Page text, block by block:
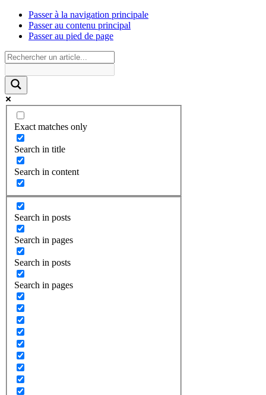
Passer à la navigation principale
Passer au contenu principal
Passer au pied de page
Exact matches only
Search in title
Search in content
Search in posts
Search in pages
Search in posts
Search in pages